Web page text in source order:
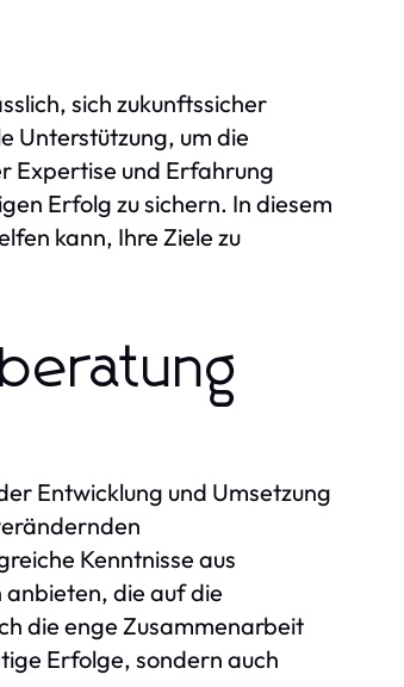
sich zukunftssicher
Unterstützung, um die
Expertise und Erfahrung
Erfolg zu sichern. In diesem
kann, Ihre Ziele zu
Entwicklung und Umsetzung
Kenntnisse aus
anbieten, die auf die
die enge Zusammenarbeit
Erfolge, sondern auch